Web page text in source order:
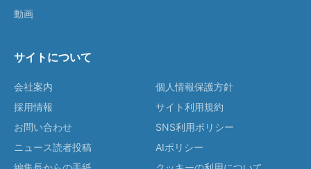
動画
サイトについて
会社案内
採用情報
お問い合わせ
ニュース読者投稿
個人情報保護方針
サイト利用規約
SNS利用ポリシー
AIポリシー